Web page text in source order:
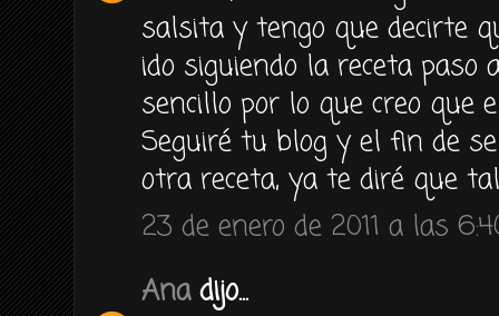
salsita y tengo que decirte
ido siguiendo la receta
sencillo por lo que creo que
Seguiré tu blog y el fin de
otra receta, ya te diré que
23 de enero de 2011 a las
Anadijo...